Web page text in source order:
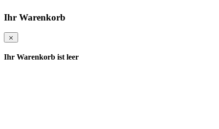
Ihr Warenkorb
Ihr Warenkorb ist leer